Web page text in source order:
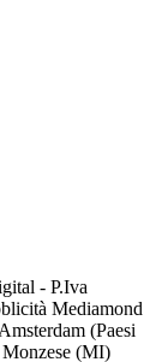
- P.Iva
Mediamond
(Paesi
(MI)